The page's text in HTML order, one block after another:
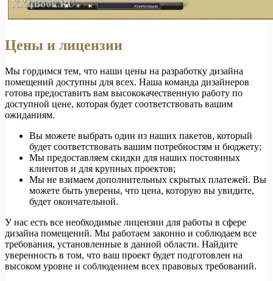
Цены и лицензии
Мы гордимся тем, что наши цены на разработку дизайна
помещений доступны для всех. Наша команда дизайнеров
готова предоставить вам высококачественную работу по
доступной цене, которая будет соответствовать вашим
ожиданиям.
Вы можете выбрать один из наших пакетов, который
будет соответствовать вашим потребностям и бюджету;
Мы предоставляем скидки для наших постоянных
клиентов и для крупных проектов;
Мы не взимаем дополнительных скрытых платежей. Вы
можете быть уверены, что цена, которую вы увидите,
будет окончательной.
У нас есть все необходимые лицензии для работы в сфере
дизайна помещений. Мы работаем законно и соблюдаем все
требования, установленные в данной области. Найдите
уверенность в том, что ваш проект будет подготовлен на
высоком уровне и соблюдением всех правовых требований.